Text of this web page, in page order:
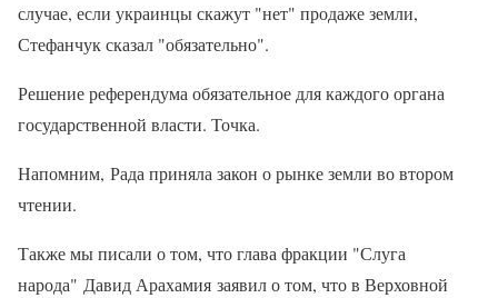
случае, если украинцы скажут "нет" продаже земли,
Стефанчук сказал "обязательно".
Решение референдума обязательное для каждого органа
государственной власти. Точка.
Напомним, Рада приняла закон о рынке земли во втором
чтении.
Также мы писали о том, что глава фракции "Слуга
народа" Давид Арахамия заявил о том, что в Верховной